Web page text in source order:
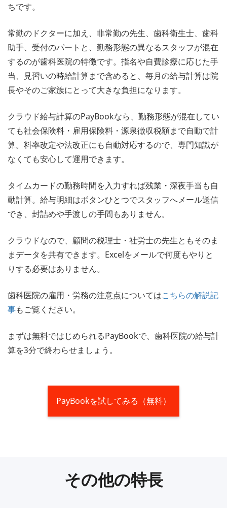
ちです。
常勤のドクターに加え、非常勤の先生、歯科衛生士、歯科
助手、受付のパートと、勤務形態の異なるスタッフが混在
するのが歯科医院の特徴です。指名や自費診療に応じた手
当、見習いの時給計算まで含めると、毎月の給与計算は院
長やそのご家族にとって大きな負担になります。
クラウド給与計算のPayBookなら、勤務形態が混在してい
ても社会保険料・雇用保険料・源泉徴収税額まで自動で計
算。料率改定や法改正にも自動対応するので、専門知識が
なくても安心して運用できます。
タイムカードの勤務時間を入力すれば残業・深夜手当も自
動計算。給与明細はボタンひとつでスタッフへメール送信
でき、封詰めや手渡しの手間もありません。
クラウドなので、顧問の税理士・社労士の先生ともそのま
まデータを共有できます。Excelをメールで何度もやりと
りする必要はありません。
歯科医院の雇用・労務の注意点についてはこちらの解説記
事もご覧ください。
まずは無料ではじめられるPayBookで、歯科医院の給与計
算を3分で終わらせましょう。
PayBookを試してみる（無料）
その他の特長